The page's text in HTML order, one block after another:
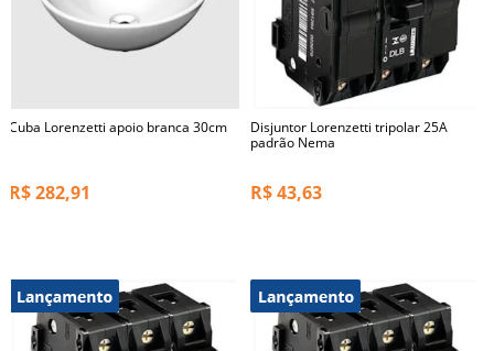
Cuba Lorenzetti apoio branca 30cm
R$282,91
Disjuntor Lorenzetti tripolar 25A
padrão Nema
R$43,63